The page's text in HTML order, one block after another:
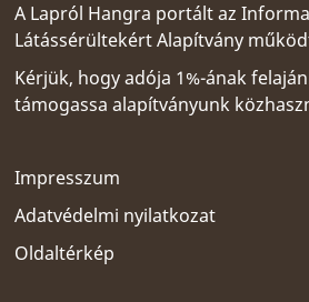
A Lapról Hangra portált az
Látássérültekért Alapítvány
Kérjük, hogy adója 1%-ának
támogassa alapítványunk
Impresszum
Adatvédelmi nyilatkozat
Oldaltérkép